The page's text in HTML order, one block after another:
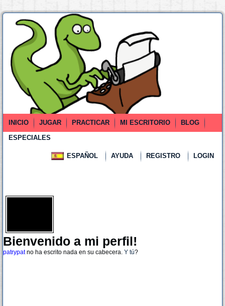
INICIO JUGAR PRACTICAR MI ESCRITORIO
BLOG
ESPECIALES
ESPAÑOL AYUDA REGISTRO LOGIN
Bienvenido a mi perfil!
patrypatno ha escrito nada en su cabecera. Y tú?